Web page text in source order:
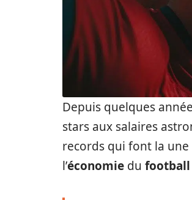
Depuis quelques
stars aux salaires
records qui font la
l’économie du football